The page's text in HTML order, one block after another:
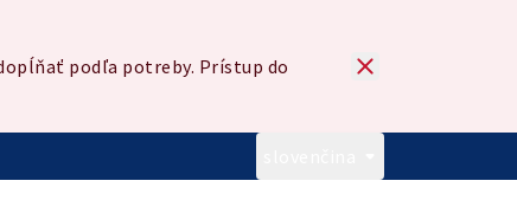
podľa potreby. Prístup do